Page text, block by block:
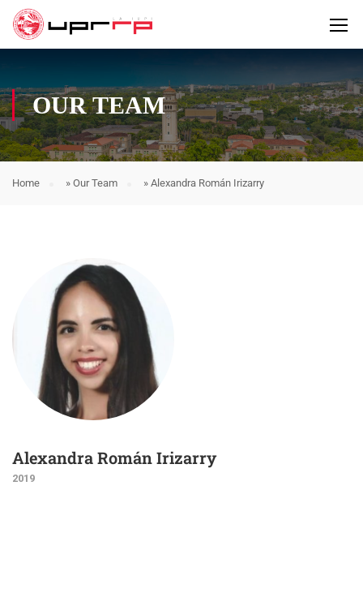
OUR TEAM
Home » Our Team » Alexandra Román Irizarry
Alexandra Román Irizarry
2019